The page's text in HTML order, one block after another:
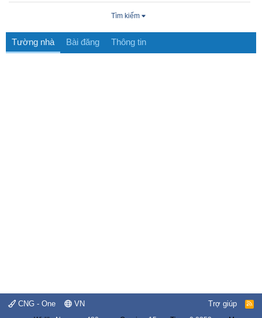
Tìm kiếm
Tường nhà Bài đăng Thông tin
CNG - One VN Trợ giúp
R